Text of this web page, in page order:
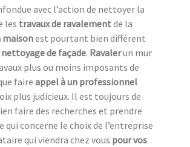
avec l’action de nettoyer la
les travaux de ravalementde la
maisonest pourtant bien différent
de façade. Ravalerun mur
plus ou moins imposants de
faire appel à un professionnel
plus judicieux. Il est toujours de
faire des recherches et prendre
qui concerne le choix de l’entreprise
qui viendra chez vous pour vos